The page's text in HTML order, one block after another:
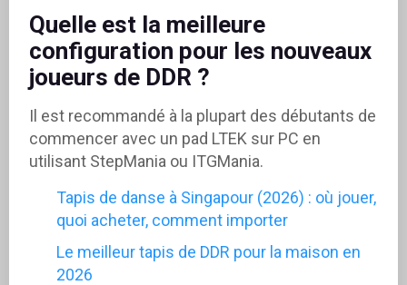
Quelle est la meilleure
configuration pour les nouveaux
joueurs de DDR ?
Il est recommandé à la plupart des débutants de
commencer avec un pad LTEK sur PC en
utilisant StepMania ou ITGMania.
Tapis de danse à Singapour (2026) : où jouer,
quoi acheter, comment importer
Le meilleur tapis de DDR pour la maison en
2026